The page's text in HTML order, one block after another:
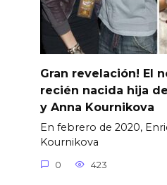
Gran revelación! El
recién nacida hija
y Anna Kournikova
En febrero de 2020,
Kournikova
0 423